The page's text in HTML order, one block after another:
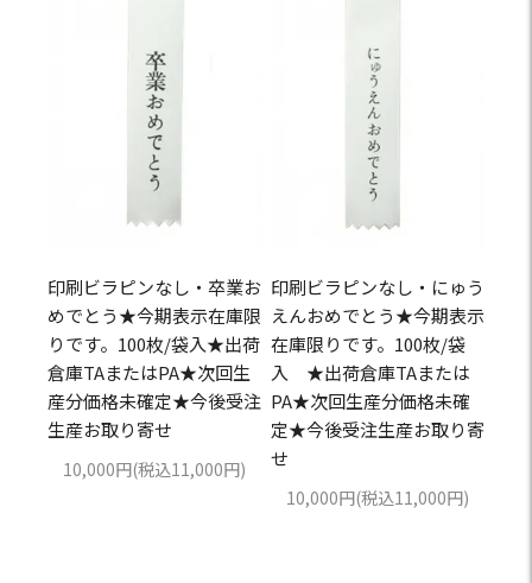
印刷ビラピンなし・卒業お
めでとう★今期表示在庫限
りです。100枚/袋入★出荷
倉庫TAまたはPA★次回生
産分価格未確定★今後受注
生産お取り寄せ
10,000円(税込11,000円)
印刷ビラピンなし・にゅう
えんおめでとう★今期表示
在庫限りです。100枚/袋
入 ★出荷倉庫TAまたは
PA★次回生産分価格未確
定★今後受注生産お取り寄
せ
10,000円(税込11,000円)